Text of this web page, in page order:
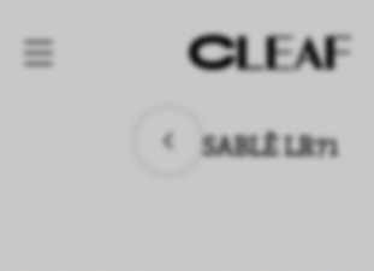
SABLÈ LR71